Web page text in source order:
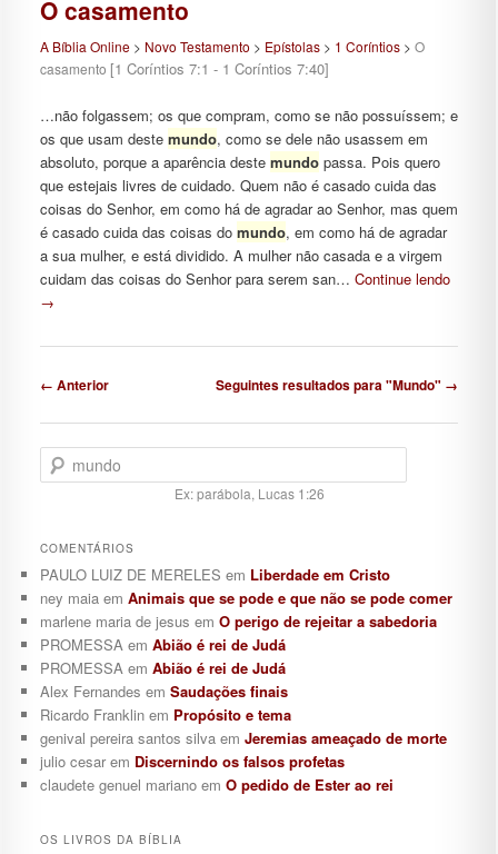
O casamento
A Bíblia Online> Novo Testamento > Epístolas> 1 Coríntios> O
casamento [1 Coríntios 7:1 - 1 Coríntios 7:40]
…não folgassem; os que compram, como se não possuíssem; e
os que usam deste mundo, como se dele não usassem em
absoluto, porque a aparência deste mundopassa. Pois quero
que estejais livres de cuidado. Quem não é casado cuida das
coisas do Senhor, em como há de agradar ao Senhor, mas quem
é casado cuida das coisas do mundo, em como há de agradar
a sua mulher, e está dividido. A mulher não casada e a virgem
cuidam das coisas do Senhor para serem san… Continue lendo
→
Navegação de posts Seguintes resultados para "Mundo" →
← Anterior
Pesquisar
Ex: parábola, Lucas 1:26
COMENTÁRIOS
PAULO LUIZ DE MERELES em Liberdade em Cristo
ney maiaem Animais que se pode e que não se pode comer
marlene maria de jesus em O perigo de rejeitar a sabedoria
PROMESSAem Abião é rei de Judá
PROMESSAem Abião é rei de Judá
Alex Fernandes em Saudações finais
Ricardo Franklinem Propósito e tema
genival pereira santos silvaem Jeremias ameaçado de morte
julio cesarem Discernindo os falsos profetas
claudete genuel marianoem O pedido de Ester ao rei
OS LIVROS DA BÍBLIA